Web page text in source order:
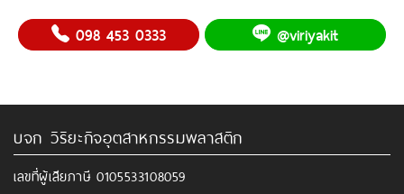
098 453 0333 @viriyakit
บจก วิริยะกิจอุตสาหกรรมพลาสติก
เลขที่ผู้เสียภาษี0105533108059